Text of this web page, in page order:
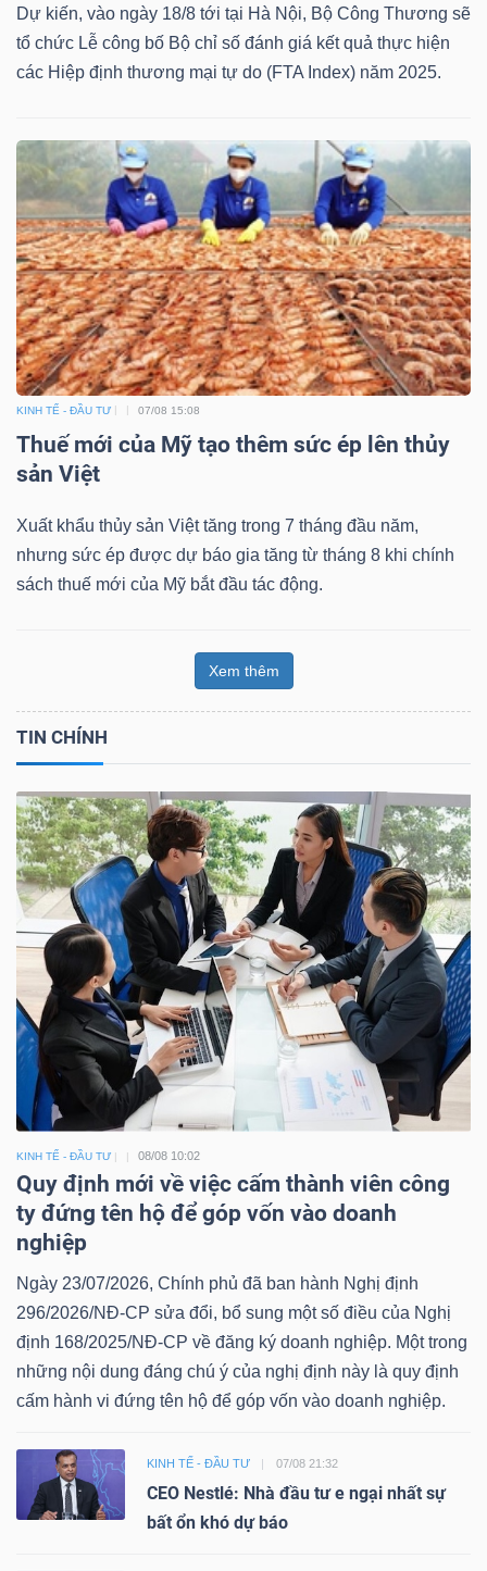
Dự kiến, vào ngày 18/8 tới tại Hà Nội, Bộ Công Thương sẽ
tổ chức Lễ công bố Bộ chỉ số đánh giá kết quả thực hiện
các Hiệp định thương mại tự do (FTA Index) năm 2025.
KINH TẾ - ĐẦU TƯ 07/08 15:08
Thuế mới của Mỹ tạo thêm sức ép lên thủy
sản Việt
Xuất khẩu thủy sản Việt tăng trong 7 tháng đầu năm,
nhưng sức ép được dự báo gia tăng từ tháng 8 khi chính
sách thuế mới của Mỹ bắt đầu tác động.
Xem thêm
TIN CHÍNH
KINH TẾ - ĐẦU TƯ 08/08 10:02
Quy định mới về việc cấm thành viên công
ty đứng tên hộ để góp vốn vào doanh
nghiệp
Ngày 23/07/2026, Chính phủ đã ban hành Nghị định
296/2026/NĐ-CP sửa đổi, bổ sung một số điều của Nghị
định 168/2025/NĐ-CP về đăng ký doanh nghiệp. Một trong
những nội dung đáng chú ý của nghị định này là quy định
cấm hành vi đứng tên hộ để góp vốn vào doanh nghiệp.
KINH TẾ - ĐẦU TƯ 07/08 21:32
CEO Nestlé: Nhà đầu tư e ngại nhất sự
bất ổn khó dự báo